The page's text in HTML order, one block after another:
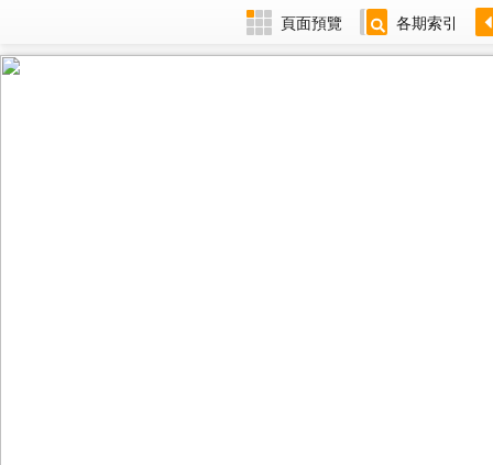
頁面預覽 各期索引